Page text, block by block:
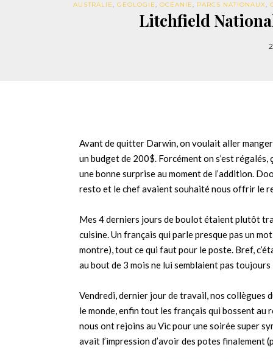
AUSTRALIE, GÉOLOGIE, OCÉANIE, PARCS NATIONAUX,
Litchfield
Avant de quitter Darwin, on voulait aller
un budget de 200$. Forcément on s’est
une bonne surprise au moment de l’addition.
resto et le chef avaient souhaité nous offrir le
Mes 4 derniers jours de boulot étaient plutôt
cuisine. Un français qui parle presque pas un
montre), tout ce qui faut pour le poste. Bref,
au bout de 3 mois ne lui semblaient pas
Vendredi, dernier jour de travail, nos collègues
le monde, enfin tout les français qui bossent au
nous ont rejoins au Vic pour une soirée super
avait l’impression d’avoir des potes finalement